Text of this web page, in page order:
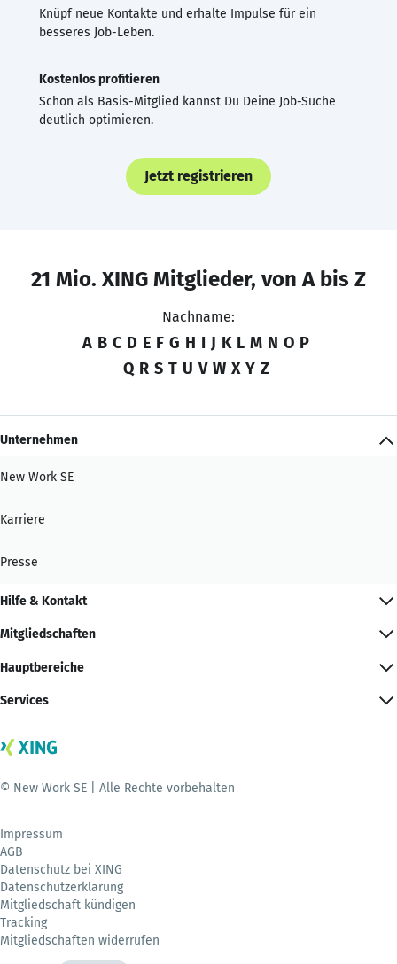
Knüpf neue Kontakte und erhalte Impulse für ein
besseres Job-Leben.
Kostenlos profitieren
Schon als Basis-Mitglied kannst Du Deine Job-Suche
deutlich optimieren.
Jetzt registrieren
21 Mio. XING Mitglieder, von A bis Z
Nachname:
A B C D E F G H I J K L M N O P
Q R S T U V W X Y Z
Unternehmen
New Work SE
Karriere
Presse
Hilfe & Kontakt
Mitgliedschaften
Hauptbereiche
Services
© New Work SE | Alle Rechte vorbehalten
Impressum
AGB
Datenschutz bei XING
Datenschutzerklärung
Mitgliedschaft kündigen
Tracking
Mitgliedschaften widerrufen